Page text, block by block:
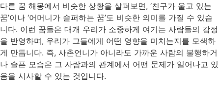
다른 꿈 해몽에서 비슷한 상황을 살펴보면, ‘친구가 울고 있는
꿈’이나 ‘어머니가 슬퍼하는 꿈’도 비슷한 의미를 가질 수 있습
니다. 이런 꿈들은 대개 우리가 소중하게 여기는 사람들의 감정
을 반영하며, 우리가 그들에게 어떤 영향을 미치는지를 모색하
게 만듭니다. 즉, 사촌언니가 아니라도 가까운 사람의 불행하거
나 슬픈 모습은 그 사람과의 관계에서 어떤 문제가 일어나고 있
음을 시사할 수 있는 것입니다.